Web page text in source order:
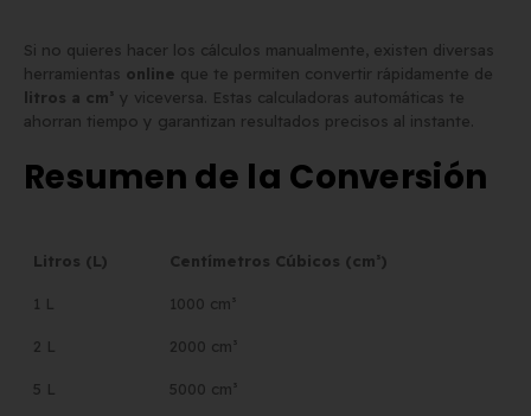
Si no quieres hacer los cálculos manualmente, existen diversas
herramientas online que te permiten convertir rápidamente de
litros a cm³ y viceversa. Estas calculadoras automáticas te
ahorran tiempo y garantizan resultados precisos al instante.
Resumen de la Conversión
Litros (L) Centímetros Cúbicos (cm³)
1 L 1000 cm³
2 L 2000 cm³
5 L 5000 cm³